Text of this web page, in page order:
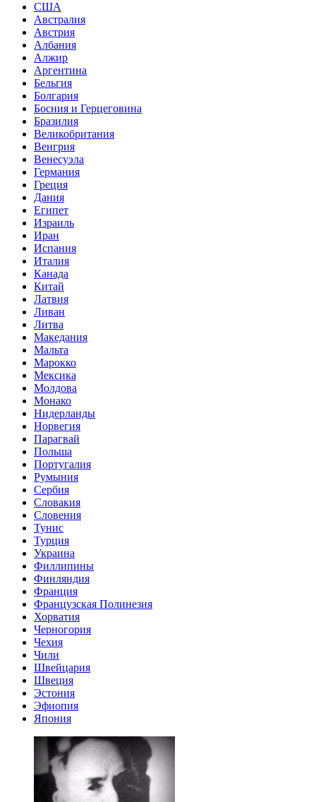
США
Австралия
Австрия
Албания
Алжир
Аргентина
Бельгия
Болгария
Босния и Герцеговина
Бразилия
Великобритания
Венгрия
Венесуэла
Германия
Греция
Дания
Египет
Израиль
Иран
Испания
Италия
Канада
Китай
Латвия
Ливан
Литва
Македания
Мальта
Марокко
Мексика
Молдова
Монако
Нидерланды
Норвегия
Парагвай
Польша
Португалия
Румыния
Сербия
Словакия
Словения
Тунис
Турция
Украина
Филлипины
Финляндия
Франция
Французская Полинезия
Хорватия
Черногория
Чехия
Чили
Швейцария
Швеция
Эстония
Эфиопия
Япония